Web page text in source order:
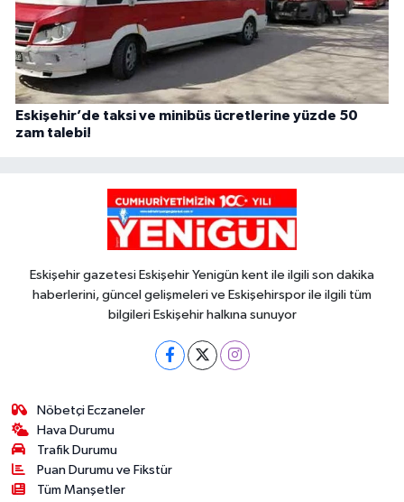
Eskişehir’de taksi ve minibüs ücretlerine yüzde 50
zam talebi!
Eskişehir gazetesi Eskişehir Yenigün kent ile ilgili son dakika
haberlerini, güncel gelişmeleri ve Eskişehirspor ile ilgili tüm
bilgileri Eskişehir halkına sunuyor
Nöbetçi Eczaneler
Hava Durumu
Trafik Durumu
Puan Durumu ve Fikstür
Tüm Manşetler